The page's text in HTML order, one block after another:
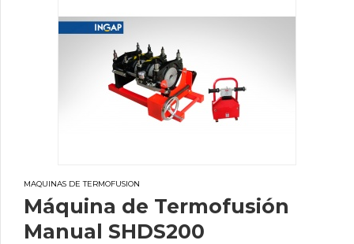
MAQUINAS DE TERMOFUSION
Máquina de Termofusión
Manual SHDS200